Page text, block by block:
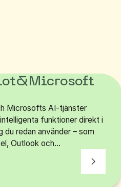
&Microsoft
Microsofts AI-tjänster
funktioner direkt i
du redan använder – som
Outlook och...